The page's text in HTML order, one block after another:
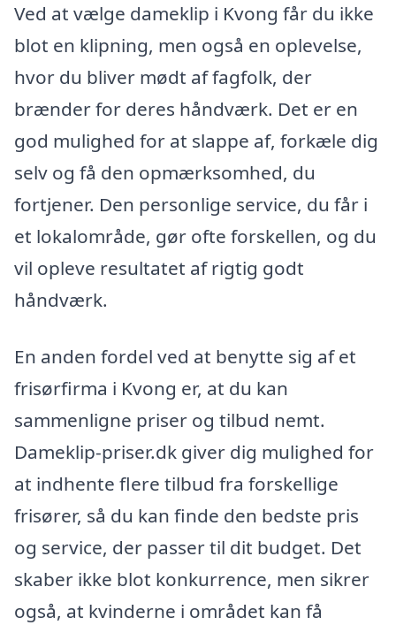
Ved at vælge dameklip i Kvong får du ikke
blot en klipning, men også en oplevelse,
hvor du bliver mødt af fagfolk, der
brænder for deres håndværk. Det er en
god mulighed for at slappe af, forkæle dig
selv og få den opmærksomhed, du
fortjener. Den personlige service, du får i
et lokalområde, gør ofte forskellen, og du
vil opleve resultatet af rigtig godt
håndværk.
En anden fordel ved at benytte sig af et
frisørfirma i Kvong er, at du kan
sammenligne priser og tilbud nemt.
Dameklip-priser.dk giver dig mulighed for
at indhente flere tilbud fra forskellige
frisører, så du kan finde den bedste pris
og service, der passer til dit budget. Det
skaber ikke blot konkurrence, men sikrer
også, at kvinderne i området kan få